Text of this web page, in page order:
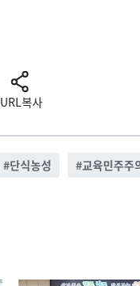
URL복사
#단식농성 #교육민주주